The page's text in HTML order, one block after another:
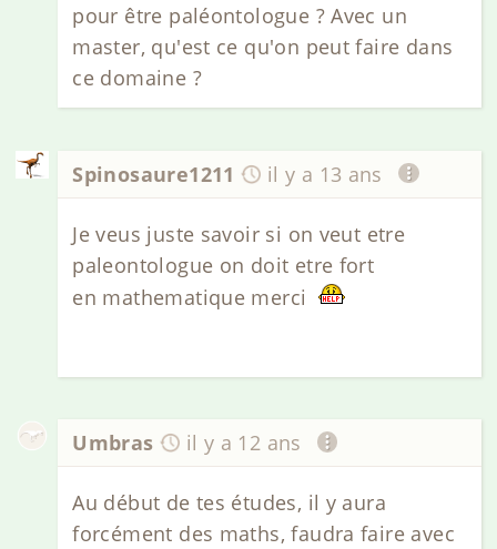
pour être paléontologue ? Avec un
master, qu'est ce qu'on peut faire dans
ce domaine ?
Spinosaure1211 il y a 13 ans
Je veus juste savoir si on veut etre
paleontologue on doit etre fort
en mathematique merci
Umbras il y a 12 ans
Au début de tes études, il y aura
forcément des maths, faudra faire avec